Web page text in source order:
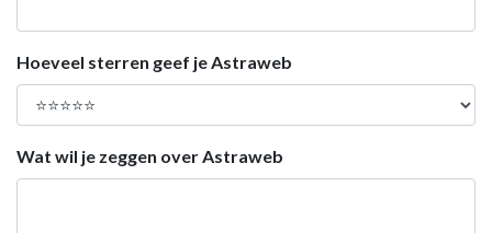
Hoeveel sterren geef je Astraweb
Wat wil je zeggen over Astraweb